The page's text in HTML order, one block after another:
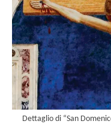
Dettaglio di “San